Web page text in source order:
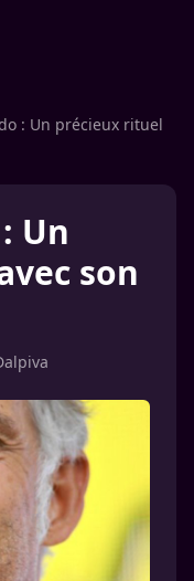
: Un précieux rituel
Un
son